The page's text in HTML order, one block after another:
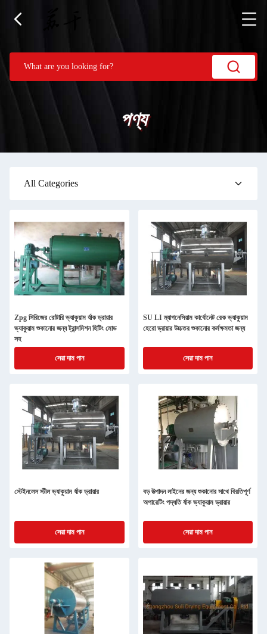
পণ্য
All Categories
Zpg সিরিজের রোটারি ভ্যাকুয়াম র্যাক ড্রায়ার
ভ্যাকুয়াম শুকানোর জন্য ট্রান্সমিশন হিটিং মোড
সহ
সেরা দাম পান
SU LI ম্যাগনেসিয়াম কার্বোনেট রেক ভ্যাকুয়াম
হেরো ড্রায়ার উচ্চতর শুকানোর কর্মক্ষমতা জন্য
সেরা দাম পান
স্টেইনলেস স্টীল ভ্যাকুয়াম র্যাক ড্রায়ার
সেরা দাম পান
বড় উত্পাদন লাইনের জন্য শুকানোর সাথে বিরতিপূর্ণ
অপারেটিং পদ্ধতি র্যাক ভ্যাকুয়াম ড্রায়ার
সেরা দাম পান